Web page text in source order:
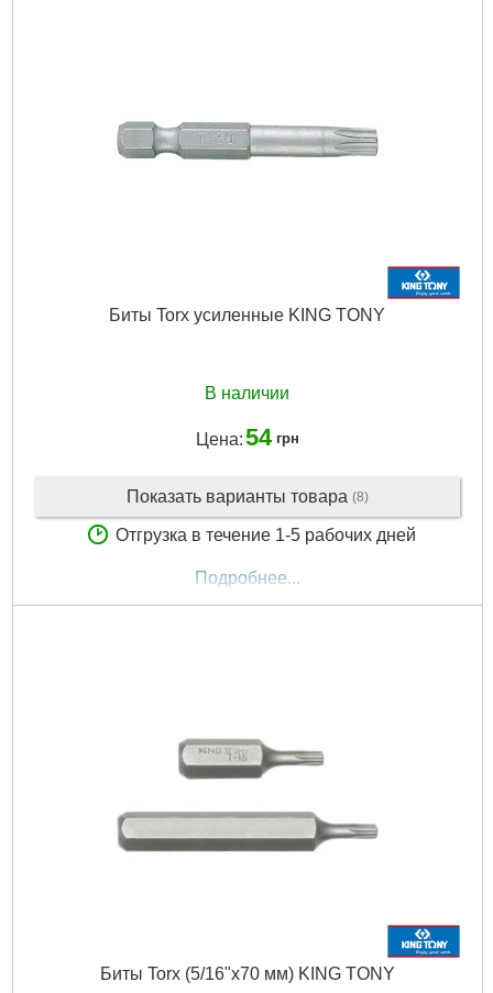
Биты Torx усиленные KING TONY
В наличии
Цена:54 грн
Показать варианты товара (8)
Отгрузка в течение 1-5 рабочих дней
Подробнее...
Биты Torx (5/16"х70 мм) KING TONY